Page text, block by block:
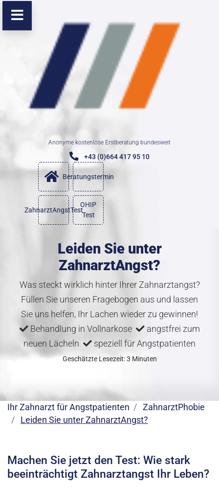
Anonyme kostenlose Erstberatung bundesweit
+43 (0)664 417 95 10
Beratungstermin
ZahnarztAngstTest
OHIP
Test
Leiden Sie unter
ZahnarztAngst?
Was steckt wirklich hinter Ihrer Zahnarztangst?
Füllen Sie unseren Fragebogen aus und lassen
Sie uns helfen, Ihr Lachen wieder zu gewinnen!
Behandlung in Vollnarkose
angstfrei zum
neuen Lächeln
speziell für Angstpatienten
Geschätzte Lesezeit: 3 Minuten
Ihr Zahnarzt für Angstpatienten
ZahnarztPhobie
Leiden Sie unter ZahnarztAngst?
Machen Sie jetzt den Test: Wie stark
beeinträchtigt Zahnarztangst Ihr Leben?